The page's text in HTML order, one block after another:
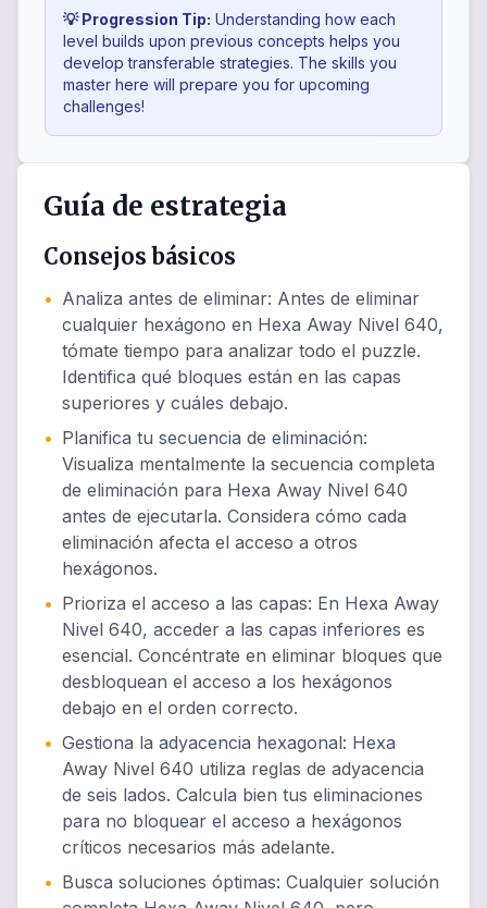
💡 Progression Tip: Understanding how each
level builds upon previous concepts helps you
develop transferable strategies. The skills you
master here will prepare you for upcoming
challenges!
Guía de estrategia
Consejos básicos
• Analiza antes de eliminar: Antes de eliminar
cualquier hexágono en Hexa Away Nivel 640,
tómate tiempo para analizar todo el puzzle.
Identifica qué bloques están en las capas
superiores y cuáles debajo.
• Planifica tu secuencia de eliminación:
Visualiza mentalmente la secuencia completa
de eliminación para Hexa Away Nivel 640
antes de ejecutarla. Considera cómo cada
eliminación afecta el acceso a otros
hexágonos.
• Prioriza el acceso a las capas: En Hexa Away
Nivel 640, acceder a las capas inferiores es
esencial. Concéntrate en eliminar bloques que
desbloquean el acceso a los hexágonos
debajo en el orden correcto.
• Gestiona la adyacencia hexagonal: Hexa
Away Nivel 640 utiliza reglas de adyacencia
de seis lados. Calcula bien tus eliminaciones
para no bloquear el acceso a hexágonos
críticos necesarios más adelante.
• Busca soluciones óptimas: Cualquier solución